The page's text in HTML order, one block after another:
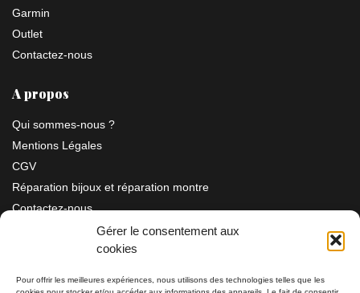
Gérer le consentement aux
cookies
Pour offrir les meilleures expériences, nous utilisons des technologies telles que les
Garmin
Outlet
Contactez-nous
A propos
Qui sommes-nous ?
Mentions Légales
CGV
Réparation bijoux et réparation montre
Contactez-nous
Information